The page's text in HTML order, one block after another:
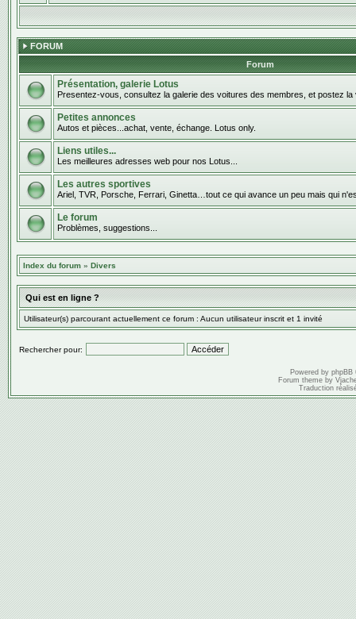
FORUM
Forum
Présentation, galerie Lotus
Presentez-vous, consultez la galerie des voitures des membres, et postez la
Petites annonces
Autos et pièces...achat, vente, échange. Lotus only.
Liens utiles...
Les meilleures adresses web pour nos Lotus...
Les autres sportives
Ariel, TVR, Porsche, Ferrari, Ginetta…tout ce qui avance un peu mais qui
Le forum
Problèmes, suggestions...
Index du forum » Divers
Qui est en ligne ?
Utilisateur(s) parcourant actuellement ce forum : Aucun utilisateur inscrit et 1 invité
Rechercher pour:
Powered by phpBB
Forum theme by
Traduction